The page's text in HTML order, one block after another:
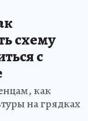
схему
с
как
на грядках